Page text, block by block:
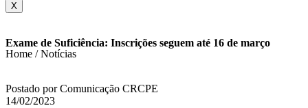
X
Exame de Suficiência: Inscrições seguem até 16 de março
Home / Notícias
Postado por Comunicação CRCPE
14/02/2023